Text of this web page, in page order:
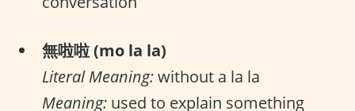
無啦啦 (mo la la)
Literal Meaning:without a la la
Meaning: used to explain something